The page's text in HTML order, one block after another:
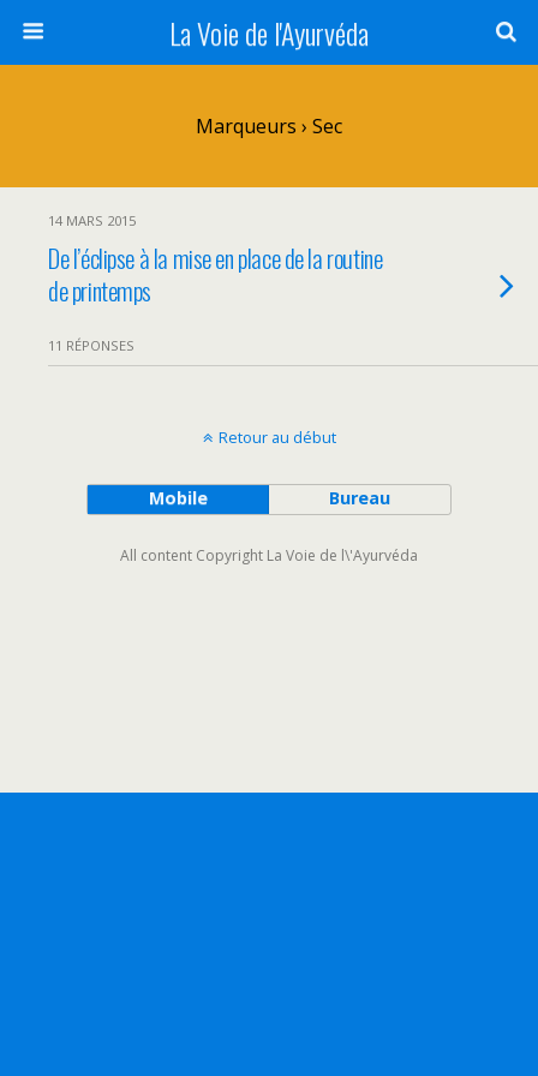
La Voie de l'Ayurvéda
Marqueurs › Sec
14 MARS 2015
De l’éclipse à la mise en place de la routine
de printemps
11 RÉPONSES
Retour au début
Mobile Bureau
All content Copyright La Voie de l\'Ayurvéda